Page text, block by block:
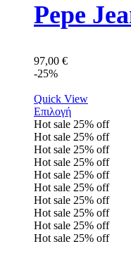
Pepe
97,00 €
-25%
Quick View
Επιλογή
Hot sale 25% off
Hot sale 25% off
Hot sale 25% off
Hot sale 25% off
Hot sale 25% off
Hot sale 25% off
Hot sale 25% off
Hot sale 25% off
Hot sale 25% off
Hot sale 25% off